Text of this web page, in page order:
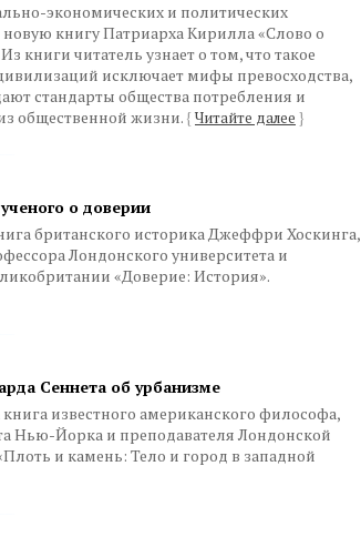
экономических и политических
книгу Патриарха Кирилла «Слово о
книги читатель узнает о том, что такое
исключает мифы превосходства,
стандарты общества потребления и
общественной жизни. { Читайте далее }
о доверии
британского историка Джеффри Хоскинга,
Лондонского университета и
«Доверие: История».
Сеннета об урбанизме
известного американского философа,
Нью-Йорка и преподавателя Лондонской
и камень: Тело и город в западной